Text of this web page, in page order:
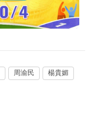
周渝民 楊貴媚